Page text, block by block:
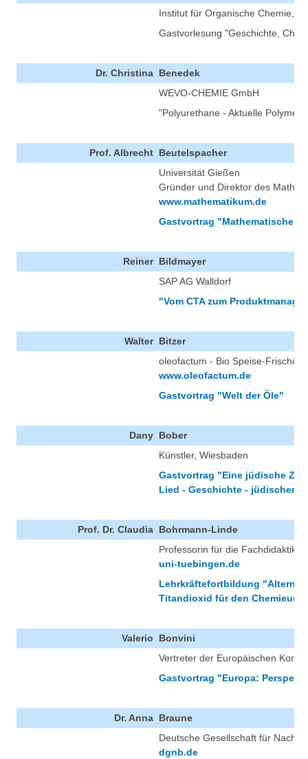
Institut für Organische Chemie,
Gastvorlesung "Geschichte,
Dr. Christina Benedek
WEVO-CHEMIE GmbH
"Polyurethane - Aktuelle
Prof. Albrecht Beutelspacher
Universität Gießen
Gründer und Direktor des
www.mathematikum.de
Gastvortrag "Mathematische
Reiner Bildmayer
SAP AG Walldorf
"Vom CTA zum
Walter Bitzer
oleofactum - Bio Speise-Frischöle
www.oleofactum.de
Gastvortrag "Welt der Öle"
Dany Bober
Künstler, Wiesbaden
Gastvortrag "Eine jüdische
Lied - Geschichte - jüdischer
Prof. Dr. Claudia Bohrmann-Linde
Professorin für die Fachdidaktik
uni-tuebingen.de
Lehrkräftefortbildung
Titandioxid für den
Valerio
Bonvini
Vertreter der Europäischen
Gastvortrag "Europa:
Dr. Anna Braune
Deutsche Gesellschaft für
dgnb.de